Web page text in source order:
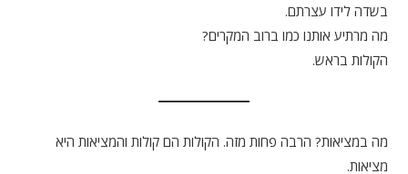
בשדה לידו עצרתם.
מה מרתיע אותנו כמו ברוב המקרים?
הקולות בראש.
מה במציאות? הרבה פחות מזה. הקולות הם קולות והמציאות היא
מציאות.